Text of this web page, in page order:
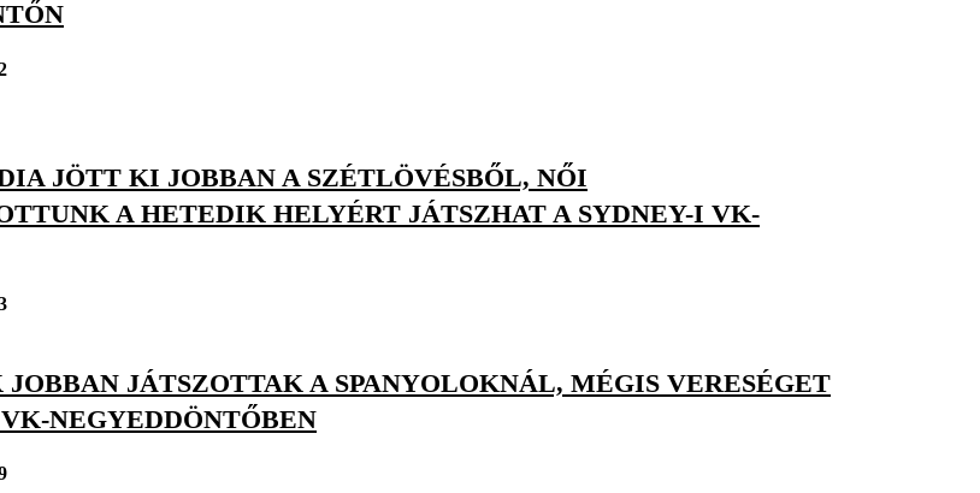
JÖTT KI JOBBAN A SZÉTLÖVÉSBŐL, NŐI
A HETEDIK HELYÉRT JÁTSZHAT A SYDNEY-I VK-
JÁTSZOTTAK A SPANYOLOKNÁL, MÉGIS VERESÉGET
NEGYEDDÖNTŐBEN